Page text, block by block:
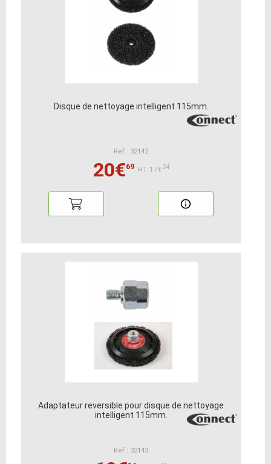
Disque de nettoyage intelligent 115mm.
Ref : 32142
20€69 HT:17€24
Adaptateur reversible pour disque de nettoyage
intelligent 115mm.
Ref : 32143